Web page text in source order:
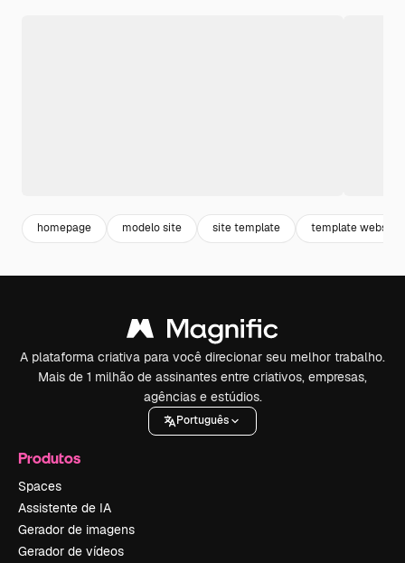
homepage modelo site site template template website
A plataforma criativa para você direcionar seu melhor trabalho.
Mais de 1 milhão de assinantes entre criativos, empresas,
agências e estúdios.
Português
Produtos
Spaces
Assistente de IA
Gerador de imagens
Gerador de vídeos